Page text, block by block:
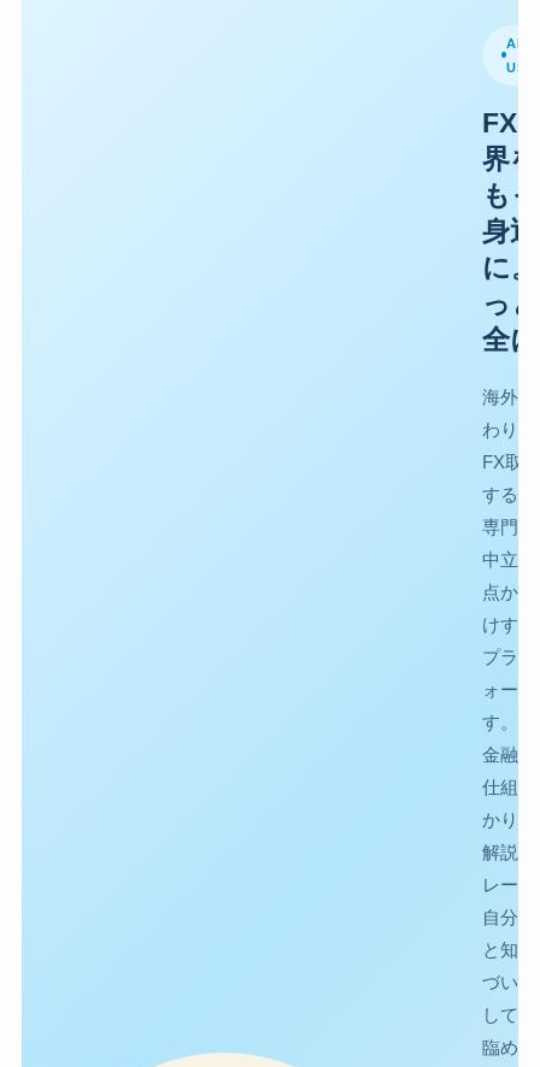
US
FX
界
も
身近
に
っ
全
海外
わり
FX取
する
専門
中立
点か
けす
プラ
ォー
す。
金融
仕組
かり
解説
レー
自分
と知
づい
して
臨め